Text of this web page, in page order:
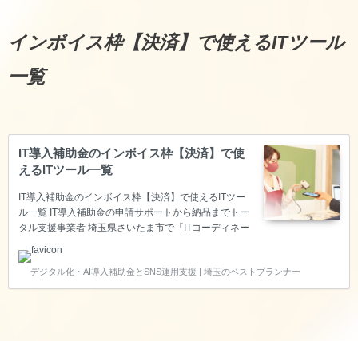
【受発注】で使えるITツールをご紹介します。 インボ
イス枠【受発注】で使えるITツール一覧 ※基本的に
インボイス枠【決済】で使えるITツール
一覧
IT導入補助金のインボイス枠【決済】で使
えるITツール一覧
IT導入補助金のインボイス枠【決済】で使えるITツー
ル一覧 IT導入補助金の申請サポートから納品までトー
タル支援事業者 埼玉県さいたま市で「ITコーディネー
ーター」の認定を頂いているベストプランナー合同会
社は、中小企業の生産性向上をITで叶えるため、IT導
入補助金のITツール登録～申請サポート～納品～実績
デジタル化・AI導入補助金とSNS運用支援 | 埼玉のベストプランナー